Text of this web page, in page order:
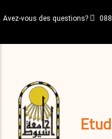
au
principal
Avez-vous des questions?
décisions
Expatriés
Journal